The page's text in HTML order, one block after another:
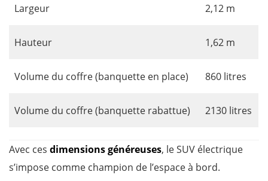
Largeur 2,12 m
Hauteur 1,62 m
Volume du coffre (banquette en place) 860 litres
Volume du coffre (banquette rabattue) 2130 litres
Avec ces dimensions généreuses, le SUV électrique
s’impose comme champion de l’espace à bord.